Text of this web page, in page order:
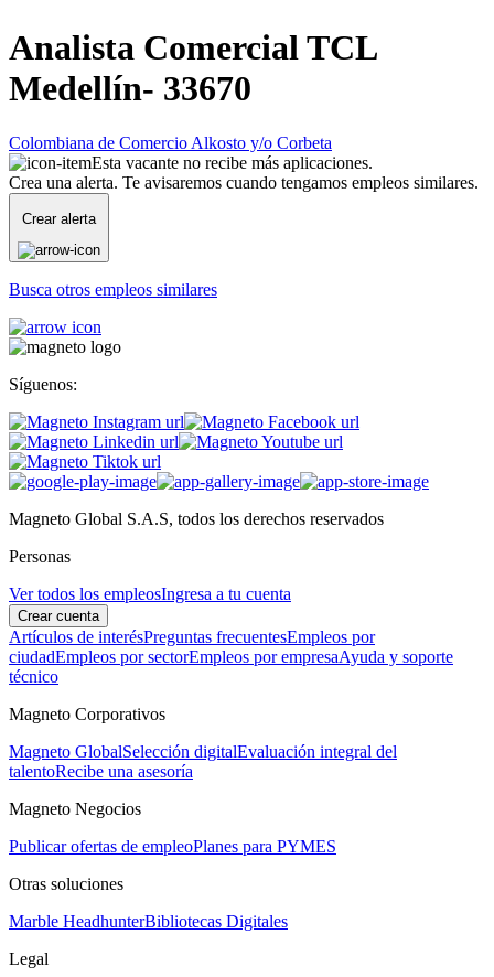
Analista Comercial TCL
Medellín- 33670
Colombiana de Comercio Alkosto y/o Corbeta
Esta vacante no recibe más aplicaciones.
Crea una alerta. Te avisaremos cuando tengamos empleos similares.
Crear alerta
Busca otros empleos similares
Síguenos:
Magneto Global S.A.S, todos los derechos reservados
Personas
Ver todos los empleosIngresa a tu cuenta
Crear cuenta
Artículos de interésPreguntas frecuentesEmpleos por
ciudadEmpleos por sectorEmpleos por empresaAyuda y soporte
técnico
Magneto Corporativos
Magneto GlobalSelección digitalEvaluación integral del
talentoRecibe una asesoría
Magneto Negocios
Publicar ofertas de empleoPlanes para PYMES
Otras soluciones
Marble HeadhunterBibliotecas Digitales
Legal